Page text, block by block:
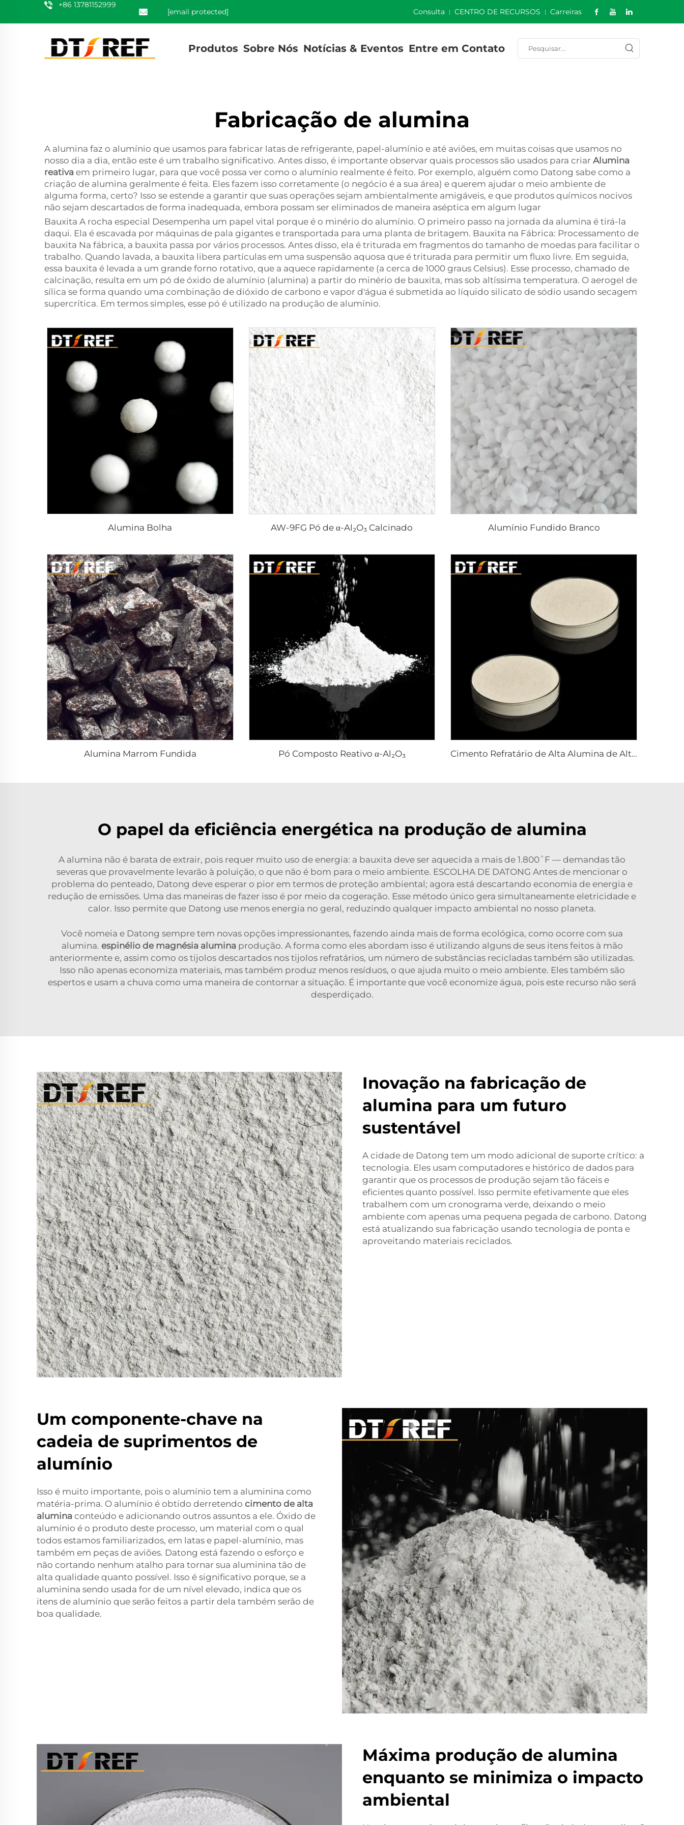
+86 13781152999
[email protected] Consulta CENTRO DE RECURSOS Carreiras
Produtos Sobre Nós Notícias & Eventos Entre em Contato
Fabricação de alumina
A alumina faz o alumínio que usamos para fabricar latas de refrigerante, papel-alumínio e até aviões, em muitas coisas que usamos no
nosso dia a dia, então este é um trabalho significativo. Antes disso, é importante observar quais processos são usados para criar Alumina
reativa em primeiro lugar, para que você possa ver como o alumínio realmente é feito. Por exemplo, alguém como Datong sabe como a
criação de alumina geralmente é feita. Eles fazem isso corretamente (o negócio é a sua área) e querem ajudar o meio ambiente de
alguma forma, certo? Isso se estende a garantir que suas operações sejam ambientalmente amigáveis, e que produtos químicos nocivos
não sejam descartados de forma inadequada, embora possam ser eliminados de maneira aséptica em algum lugar
Bauxita A rocha especial Desempenha um papel vital porque é o minério do alumínio. O primeiro passo na jornada da alumina é tirá-la
daqui. Ela é escavada por máquinas de pala gigantes e transportada para uma planta de britagem. Bauxita na Fábrica: Processamento de
bauxita Na fábrica, a bauxita passa por vários processos. Antes disso, ela é triturada em fragmentos do tamanho de moedas para facilitar o
trabalho. Quando lavada, a bauxita libera partículas em uma suspensão aquosa que é triturada para permitir um fluxo livre. Em seguida,
essa bauxita é levada a um grande forno rotativo, que a aquece rapidamente (a cerca de 1000 graus Celsius). Esse processo, chamado de
calcinação, resulta em um pó de óxido de alumínio (alumina) a partir do minério de bauxita, mas sob altíssima temperatura. O aerogel de
sílica se forma quando uma combinação de dióxido de carbono e vapor d'água é submetida ao líquido silicato de sódio usando secagem
supercrítica. Em termos simples, esse pó é utilizado na produção de alumínio.
Alumina Bolha AW-9FG Pó de α-Al₂O₃ Calcinado Alumínio Fundido Branco
Alumina Marrom Fundida Pó Composto Reativo α-Al₂O₃ Cimento Refratário de Alta Alumina de Alta Qualidade da China Personalizável para Isolamento Térmico
O papel da eficiência energética na produção de alumina
A alumina não é barata de extrair, pois requer muito uso de energia: a bauxita deve ser aquecida a mais de 1.800˚F — demandas tão
severas que provavelmente levarão à poluição, o que não é bom para o meio ambiente. ESCOLHA DE DATONG Antes de mencionar o
problema do penteado, Datong deve esperar o pior em termos de proteção ambiental; agora está descartando economia de energia e
redução de emissões. Uma das maneiras de fazer isso é por meio da cogeração. Esse método único gera simultaneamente eletricidade e
calor. Isso permite que Datong use menos energia no geral, reduzindo qualquer impacto ambiental no nosso planeta.
Você nomeia e Datong sempre tem novas opções impressionantes, fazendo ainda mais de forma ecológica, como ocorre com sua
alumina. espinélio de magnésia alumina produção. A forma como eles abordam isso é utilizando alguns de seus itens feitos à mão
anteriormente e, assim como os tijolos descartados nos tijolos refratários, um número de substâncias recicladas também são utilizadas.
Isso não apenas economiza materiais, mas também produz menos resíduos, o que ajuda muito o meio ambiente. Eles também são
espertos e usam a chuva como uma maneira de contornar a situação. É importante que você economize água, pois este recurso não será
desperdiçado.
Inovação na fabricação de
alumina para um futuro
sustentável
A cidade de Datong tem um modo adicional de suporte crítico: a
tecnologia. Eles usam computadores e histórico de dados para
garantir que os processos de produção sejam tão fáceis e
eficientes quanto possível. Isso permite efetivamente que eles
trabalhem com um cronograma verde, deixando o meio
ambiente com apenas uma pequena pegada de carbono. Datong
está atualizando sua fabricação usando tecnologia de ponta e
aproveitando materiais reciclados.
Um componente-chave na
cadeia de suprimentos de
alumínio
Isso é muito importante, pois o alumínio tem a aluminina como
matéria-prima. O alumínio é obtido derretendo cimento de alta
alumina conteúdo e adicionando outros assuntos a ele. Óxido de
alumínio é o produto deste processo, um material com o qual
todos estamos familiarizados, em latas e papel-alumínio, mas
também em peças de aviões. Datong está fazendo o esforço e
não cortando nenhum atalho para tornar sua aluminina tão de
alta qualidade quanto possível. Isso é significativo porque, se a
aluminina sendo usada for de um nível elevado, indica que os
itens de alumínio que serão feitos a partir dela também serão de
boa qualidade.
Máxima produção de alumina
enquanto se minimiza o impacto
ambiental